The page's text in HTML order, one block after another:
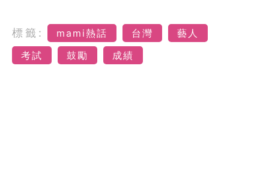
標籤: mami熱話 台灣
藝人
考試
鼓勵 成績